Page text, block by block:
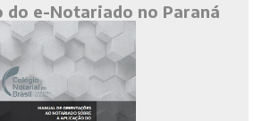
do e-Notariado no Paraná